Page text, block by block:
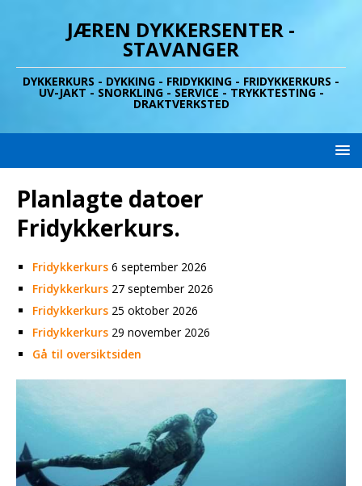
JÆREN DYKKERSENTER -
STAVANGER
DYKKERKURS - DYKKING - FRIDYKKING - FRIDYKKERKURS -
UV-JAKT - SNORKLING - SERVICE - TRYKKTESTING -
DRAKTVERKSTED
Planlagte datoer
Fridykkerkurs.
Fridykkerkurs 6 september 2026
Fridykkerkurs 27 september 2026
Fridykkerkurs 25 oktober 2026
Fridykkerkurs 29 november 2026
Gå til oversiktsiden